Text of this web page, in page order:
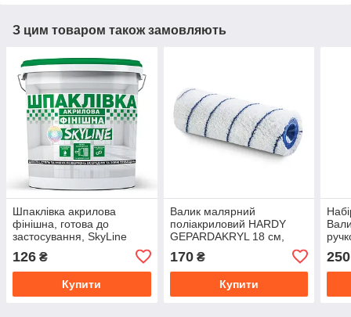
З цим товаром також замовляють
Шпаклівка акрилова
фінішна, готова до
застосування, SkyLine
126 ₴
Купити
Валик малярний
поліакриловий HARDY
GEPARDAKRYL 18 см,
ворс 8 мм, діаметр 48 мм
170₴
Купити
250